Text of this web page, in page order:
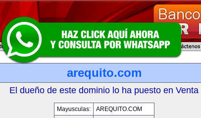
arequito.com
El dueño de este dominio lo ha puesto en Venta
Mayusculas:
AREQUITO.COM